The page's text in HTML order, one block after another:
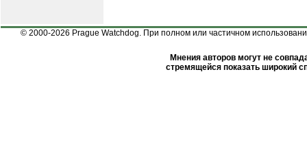
© 2000-2026 Prague Watchdog. При полном или частичном
Мнения авторов могут не
стремящейся показать широкий